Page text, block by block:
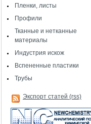
Пленки, листы
Профили
Тканные и нетканные
материалы
Индустрия искож
Вспененные пластики
Трубы
Экспорт статей (rss)